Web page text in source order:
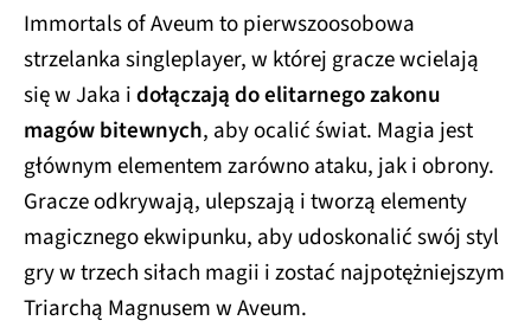
Immortals of Aveum to pierwszoosobowa
strzelanka singleplayer, w której gracze wcielają
się w Jaka idołączają do elitarnego zakonu
magów bitewnych, aby ocalić świat. Magia jest
głównym elementem zarówno ataku, jak i obrony.
Gracze odkrywają, ulepszają i tworzą elementy
magicznego ekwipunku, aby udoskonalić swój styl
gry w trzech siłach magii i zostać najpotężniejszym
Triarchą Magnusem w Aveum.